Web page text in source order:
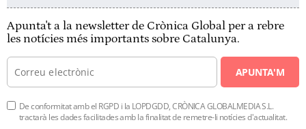
Apunta't a la newsletter de Crònica Global per a rebre
les notícies més importants sobre Catalunya.
APUNTA'M
De conformitat amb el RGPD i la LOPDGDD, CRÒNICA GLOBALMEDIA S.L.
tractarà les dades facilitades amb la finalitat de remetre-li notícies d'actualitat.